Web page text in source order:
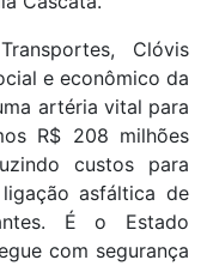
Clóvis
e econômico da
artéria vital para
R$ 208 milhões
custos para
asfáltica de
É o Estado
com segurança